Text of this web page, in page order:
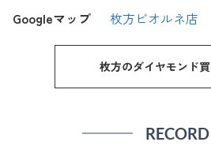
Googleマップ
枚方ビオルネ店
枚方のダイヤモンド
RECORD